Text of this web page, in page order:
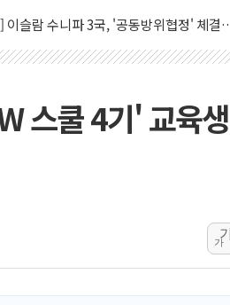
, 백신·자폐증 행정명령 검토…"이르면
법원, 백악관 무도회장 공사 중단 명령
쇼크에 엔화 장중 급등…시장은 "또 개입
뉴스] 뉴욕 반도체주 프리뷰...美 고용 쇼
美 7월 고용 2만3000명 감소 '쇼크'…9월
증시 개장 전 특징주...아틀라시안·클라
, 미 DPAA와 MOU… "6·25 미군 실종자
"금리 내려야"…파월 때와 달리 워시엔
스쿨 4기' 교육
가